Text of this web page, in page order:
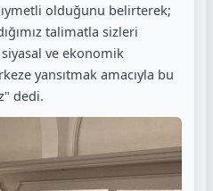
olduğunu belirterek;
talimatla sizleri
ve ekonomik
yansıtmak amacıyla bu
dedi.